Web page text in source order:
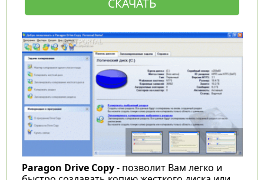
СКАЧАТЬ
Paragon Drive Copy- позволит Вам легко и